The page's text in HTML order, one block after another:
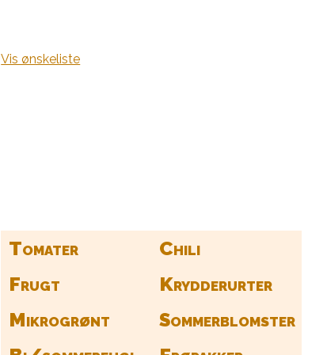
Vis ønskeliste
Tomater
Chili
Frugt
Krydderurter
Mikrogrønt
Sommerblomster